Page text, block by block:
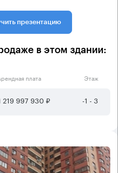
презентацию
в этом здании:
плата Этаж
219 997 930 ₽ -1 - 3